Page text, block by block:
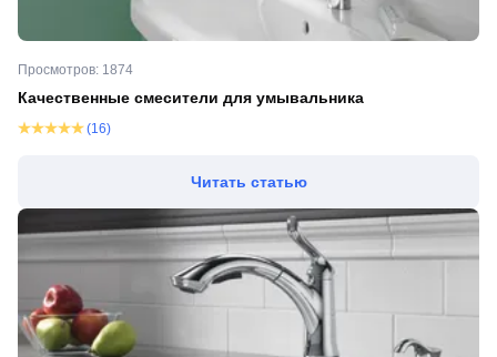
Просмотров: 1874
Качественные смесители для умывальника
(16)
Читать статью